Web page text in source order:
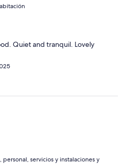
Quiet and tranquil. Lovely
servicios y instalaciones y